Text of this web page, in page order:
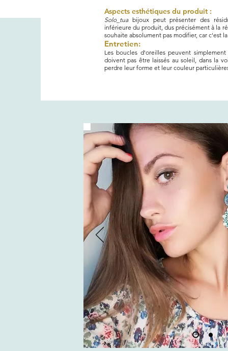
Aspects esthétiques du produit :
Solo_tuabijoux peut présenter des
inférieure du produit, dus précisément à la
souhaite absolument pas modifier, car c'est
Entretien:
Les boucles d'oreilles peuvent
doivent pas être laissés au soleil, dans la
perdre leur forme et leur couleur